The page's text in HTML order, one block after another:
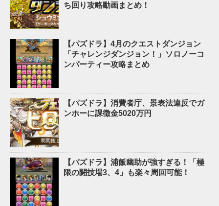
ち回り攻略動画まとめ！
【パズドラ】4月のクエストダンジョン
「チャレンジダンジョン！」ソロノーコ
ンパーティー攻略まとめ
【パズドラ】消費者庁、景表法違反でガ
ンホーに課徴金5020万円
【パズドラ】浦飯幽助が強すぎる！「極
限の闘技場3、4」も楽々周回可能！